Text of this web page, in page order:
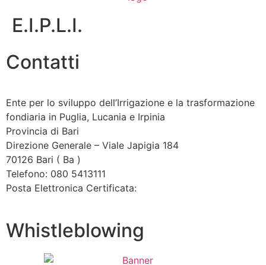
E.I.P.L.I.
Contatti
Ente per lo sviluppo dell’Irrigazione e la trasformazione
fondiaria in Puglia, Lucania e Irpinia
Provincia di Bari
Direzione Generale – Viale Japigia 184
70126 Bari ( Ba )
Telefono: 080 5413111
Posta Elettronica Certificata:
Whistleblowing